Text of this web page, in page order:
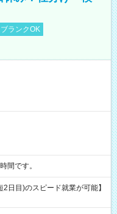
ブランクOK
8時間です。
日目)のスピード就業が可能】